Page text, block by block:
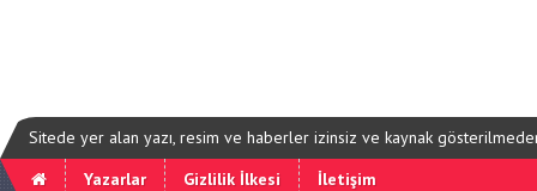
Sitede yer alan yazı, resim ve haberler izinsiz ve kaynak
Yazarlar
Gizlilik İlkesi İletişim